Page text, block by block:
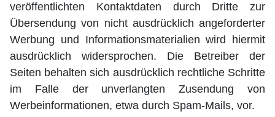
veröffentlichten Kontaktdaten durch Dritte zur
Übersendung von nicht ausdrücklich angeforderter
Werbung und Informationsmaterialien wird hiermit
ausdrücklich widersprochen. Die Betreiber der
Seiten behalten sich ausdrücklich rechtliche Schritte
im Falle der unverlangten Zusendung von
Werbeinformationen, etwa durch Spam-Mails, vor.